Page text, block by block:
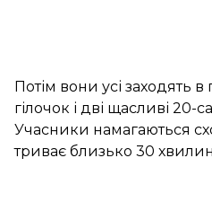
Потім вони усі заходять
гілочок і дві щасливі
Учасники намагаються
триває близько 30